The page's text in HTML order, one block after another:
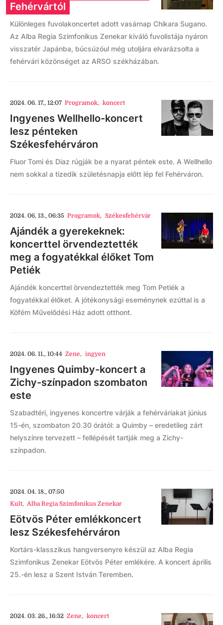
Fehérvártól
Különleges fuvolakoncertet adott vasárnap Chikara Sugano.
Az Alba Regia Szimfonikus Zenekar kiváló fuvolistája nyáron
visszatér Japánba, búcsúzóul még utoljára elvarázsolta a
fehérvári közönséget az ARSO székházában.
2024. 06. 17., 12:07 Programok, koncert
Ingyenes Wellhello-koncert
lesz pénteken
Székesfehérváron
Fluor Tomi és Diaz rúgják be a nyarat péntek este. A Wellhello
nem sokkal a tizedik születésnapja előtt lép fel Fehérváron.
2024. 06. 13., 06:35 Programok, Székesfehérvár
Ajándék a gyerekeknek:
koncerttel örvendeztették
meg a fogyatékkal élőket Tom
Petiék
Ajándék koncerttel örvendeztették meg Tom Petiék a
fogyatékkal élőket. A jótékonysági eseménynek ezúttal is a
Köfém Művelődési Ház adott otthont.
2024. 06. 11., 10:44 Zene, ingyen
Ingyenes Quimby-koncert a
Zichy-színpadon szombaton
este
Szabadtéri, ingyenes koncertre várják a fehérváriakat június
15-én, szombaton 20.30 órától: a Quimby – eredetileg zárt
helyszínre tervezett – fellépését tartják meg a Zichy-
színpadon.
2024. 04. 18., 07:50
Kult, Alba Regia Szimfonikus Zenekar
Eötvös Péter emlékkoncert
lesz Székesfehérváron
Kortárs-klasszikus hangversenyre készül az Alba Regia
Szimfonikus Zenekar Eötvös Péter emlékére. A koncert április
25.-én lesz a Szent István Teremben.
2024. 03. 26., 16:32 Zene, koncert